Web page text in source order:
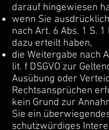
darauf hingewiesen
wenn Sie
nach Art. 6 Abs. 1 S. 1
dazu erteilt haben,
die Weitergabe nach
lit. f DSGVO zur
Ausübung oder
Rechtsansprüchen
kein Grund zur
Sie ein
schutzwürdiges